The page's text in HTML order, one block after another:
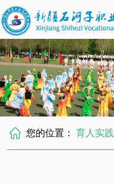
您的位置：育人实践